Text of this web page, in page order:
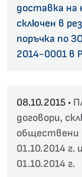
доставка на
сключен в
поръчка по
2014-0001 в
08.10.2015 •
договори,
обществени
01.10.2014 г.
01.10.2014 г.